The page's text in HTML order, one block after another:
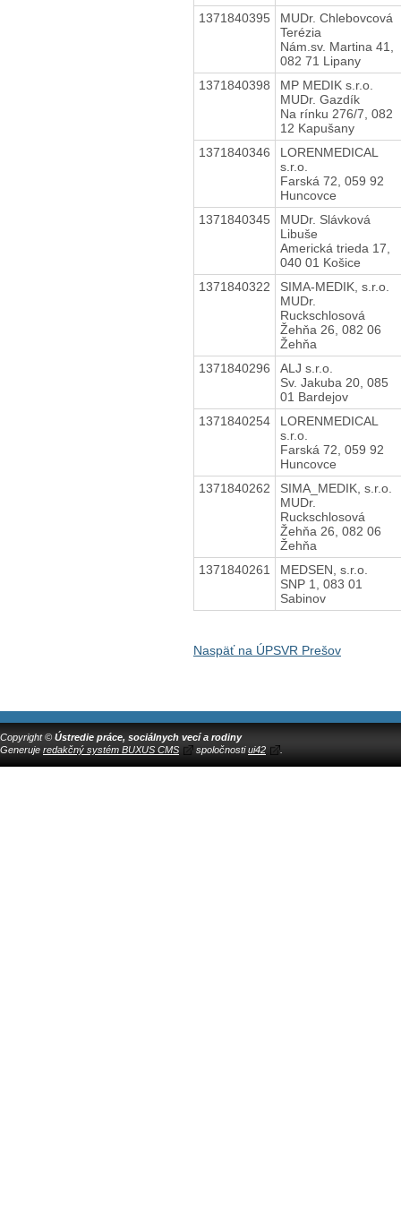
1371840395
MUDr. Chlebovcová
Terézia
Nám.sv. Martina 41,
082 71 Lipany
1371840398
MP MEDIK s.r.o.
MUDr. Gazdík
Na rínku 276/7, 082
12 Kapušany
1371840346
LORENMEDICAL
s.r.o.
Farská 72, 059 92
Huncovce
1371840345
MUDr. Slávková
Libuše
Americká trieda 17,
040 01 Košice
1371840322
SIMA-MEDIK, s.r.o.
MUDr.
Ruckschlosová
Žehňa 26, 082 06
Žehňa
1371840296
ALJ s.r.o.
Sv. Jakuba 20, 085
01 Bardejov
1371840254
LORENMEDICAL
s.r.o.
Farská 72, 059 92
Huncovce
1371840262
SIMA_MEDIK, s.r.o.
MUDr.
Ruckschlosová
Žehňa 26, 082 06
Žehňa
1371840261
MEDSEN, s.r.o.
SNP 1, 083 01
Sabinov
Naspäť na ÚPSVR Prešov
Copyright © Ústredie práce, sociálnych vecí a rodiny
Generuje redakčný systém BUXUS CMS spoločnostiui42